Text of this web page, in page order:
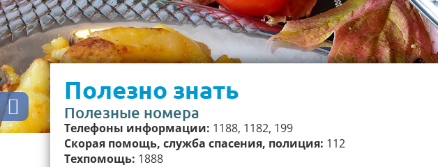
Пoлезнo знaть
Полезные номера
Телефоны информации: 1188, 1182, 199
Скорая помощь, служба спасения, полиция: 112
Техпомощь: 1888